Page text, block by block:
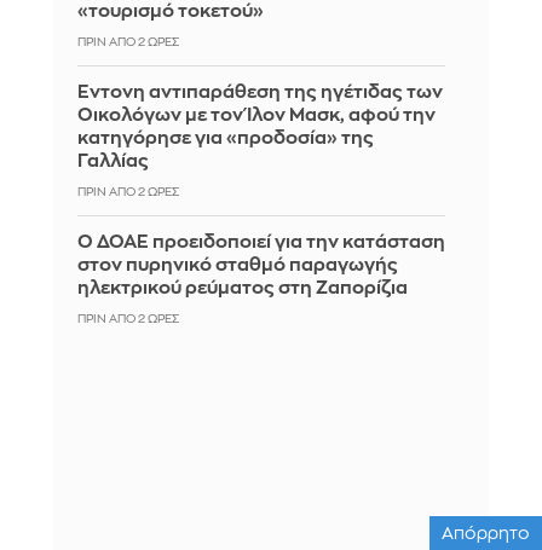
«τουρισμό τοκετού»
ΠΡΙΝ ΑΠΌ 2 ΏΡΕΣ
Έντονη αντιπαράθεση της ηγέτιδας των
Οικολόγων με τον Ίλον Μασκ, αφού την
κατηγόρησε για «προδοσία» της
Γαλλίας
ΠΡΙΝ ΑΠΌ 2 ΏΡΕΣ
Ο ΔΟΑΕ προειδοποιεί για την κατάσταση
στον πυρηνικό σταθμό παραγωγής
ηλεκτρικού ρεύματος στη Ζαπορίζια
ΠΡΙΝ ΑΠΌ 2 ΏΡΕΣ
Απόρρητο